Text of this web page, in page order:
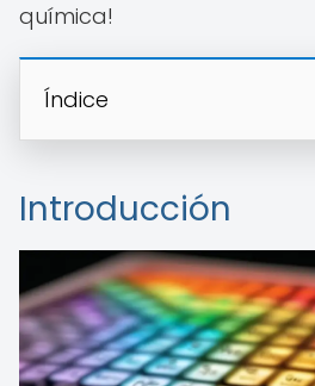
química!
Índice
Introducción